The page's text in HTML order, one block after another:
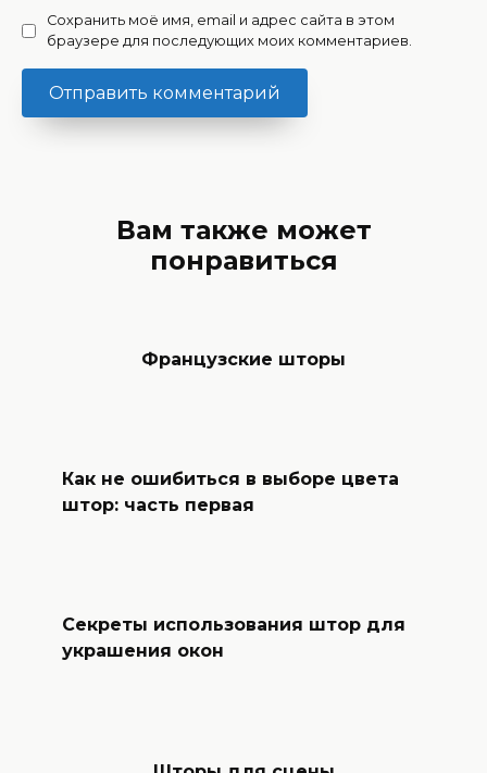
Сохранить моё имя, email и адрес сайта в этом
браузере для последующих моих комментариев.
Вам также может
понравиться
Французские шторы
Как не ошибиться в выборе цвета
штор: часть первая
Секреты использования штор для
украшения окон